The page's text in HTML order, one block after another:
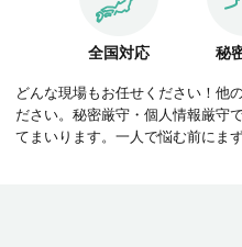
全国対応 秘
どんな現場もお任せください！他
ださい。秘密厳守・個人情報厳守
てまいります。一人で悩む前にま